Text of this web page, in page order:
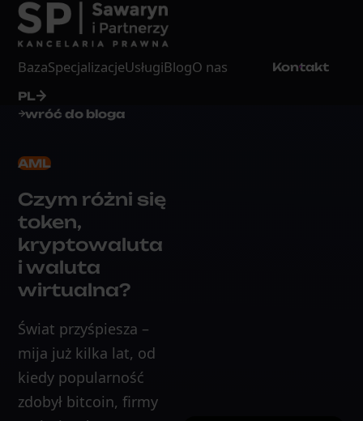
BazaSpecjalizacjeUsługiBlogO nas Kontakt
PL
wróć do bloga
AML
Czym różni się
token,
kryptowaluta
i waluta
wirtualna?
Świat przyśpiesza –
mija już kilka lat, od
kiedy popularność
zdobył bitcoin, firmy